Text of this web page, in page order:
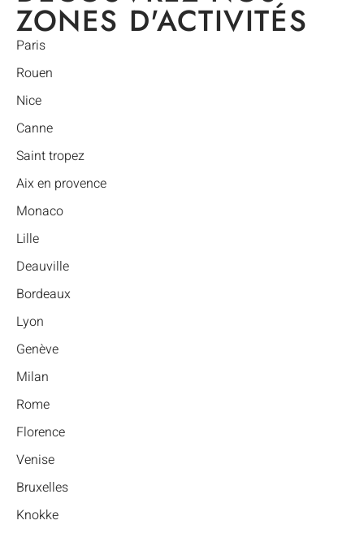
ZONES D'ACTIVITÉS
Paris
Rouen
Nice
Canne
Saint tropez
Aix en provence
Monaco
Lille
Deauville
Bordeaux
Lyon
Genève
Milan
Rome
Florence
Venise
Bruxelles
Knokke